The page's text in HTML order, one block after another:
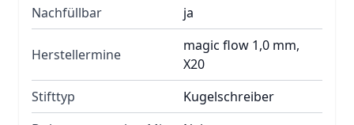
Nachfüllbar ja
Herstellermine
magic flow 1,0 mm,
X20
Stifttyp
Kugelschreiber